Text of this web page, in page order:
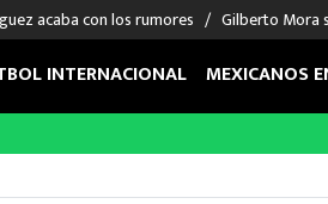
acaba con los rumores Gilberto Mora
INTERNACIONAL MEXICANOS